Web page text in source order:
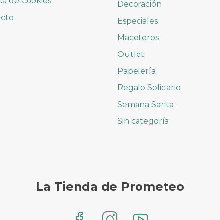
Decoración
Especiales
Maceteros
Outlet
Papelería
Regalo Solidario
Semana Santa
Sin categoría
La Tienda de Prometeo